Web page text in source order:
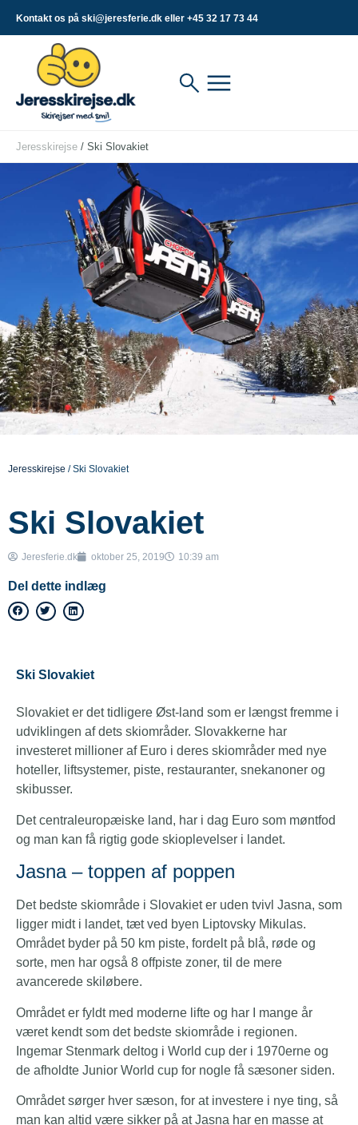
Kontakt os på ski@jeresferie.dk eller +45 32 17 73 44
Jeresskirejse / Ski Slovakiet
Jeresskirejse /Ski Slovakiet
Ski Slovakiet
Jeresferie.dk oktober 25, 2019 10:39 am
Del dette indlæg
Ski Slovakiet
Slovakiet er det tidligere Øst-land som er længst fremme i
udviklingen af dets skiområder. Slovakkerne har
investeret millioner af Euro i deres skiområder med nye
hoteller, liftsystemer, piste, restauranter, snekanoner og
skibusser.
Det centraleuropæiske land, har i dag Euro som møntfod
og man kan få rigtig gode skioplevelser i landet.
Jasna – toppen af poppen
Det bedste skiområde i Slovakiet er uden tvivl Jasna, som
ligger midt i landet, tæt ved byen Liptovsky Mikulas.
Området byder på 50 km piste, fordelt på blå, røde og
sorte, men har også 8 offpiste zoner, til de mere
avancerede skiløbere.
Området er fyldt med moderne lifte og har I mange år
været kendt som det bedste skiområde i regionen.
Ingemar Stenmark deltog i World cup der i 1970erne og
de afholdte Junior World cup for nogle få sæsoner siden.
Området sørger hver sæson, for at investere i nye ting, så
man kan altid være sikker på at Jasna har en masse at